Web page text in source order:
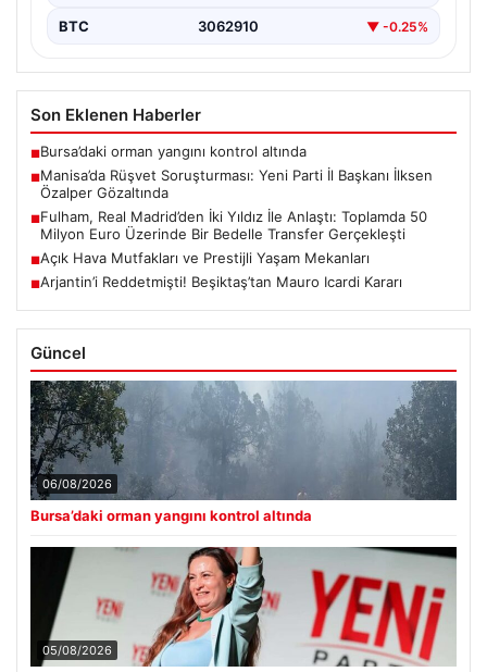
BTC 3062910 ▼ -0.25%
Son Eklenen Haberler
■Bursa’daki orman yangını kontrol altında
■Manisa’da Rüşvet Soruşturması: Yeni Parti İl Başkanı İlksen
Özalper Gözaltında
■Fulham, Real Madrid’den İki Yıldız İle Anlaştı: Toplamda 50
Milyon Euro Üzerinde Bir Bedelle Transfer Gerçekleşti
■Açık Hava Mutfakları ve Prestijli Yaşam Mekanları
■Arjantin’i Reddetmişti! Beşiktaş’tan Mauro Icardi Kararı
Güncel
06/08/2026
Bursa’daki orman yangını kontrol altında
05/08/2026